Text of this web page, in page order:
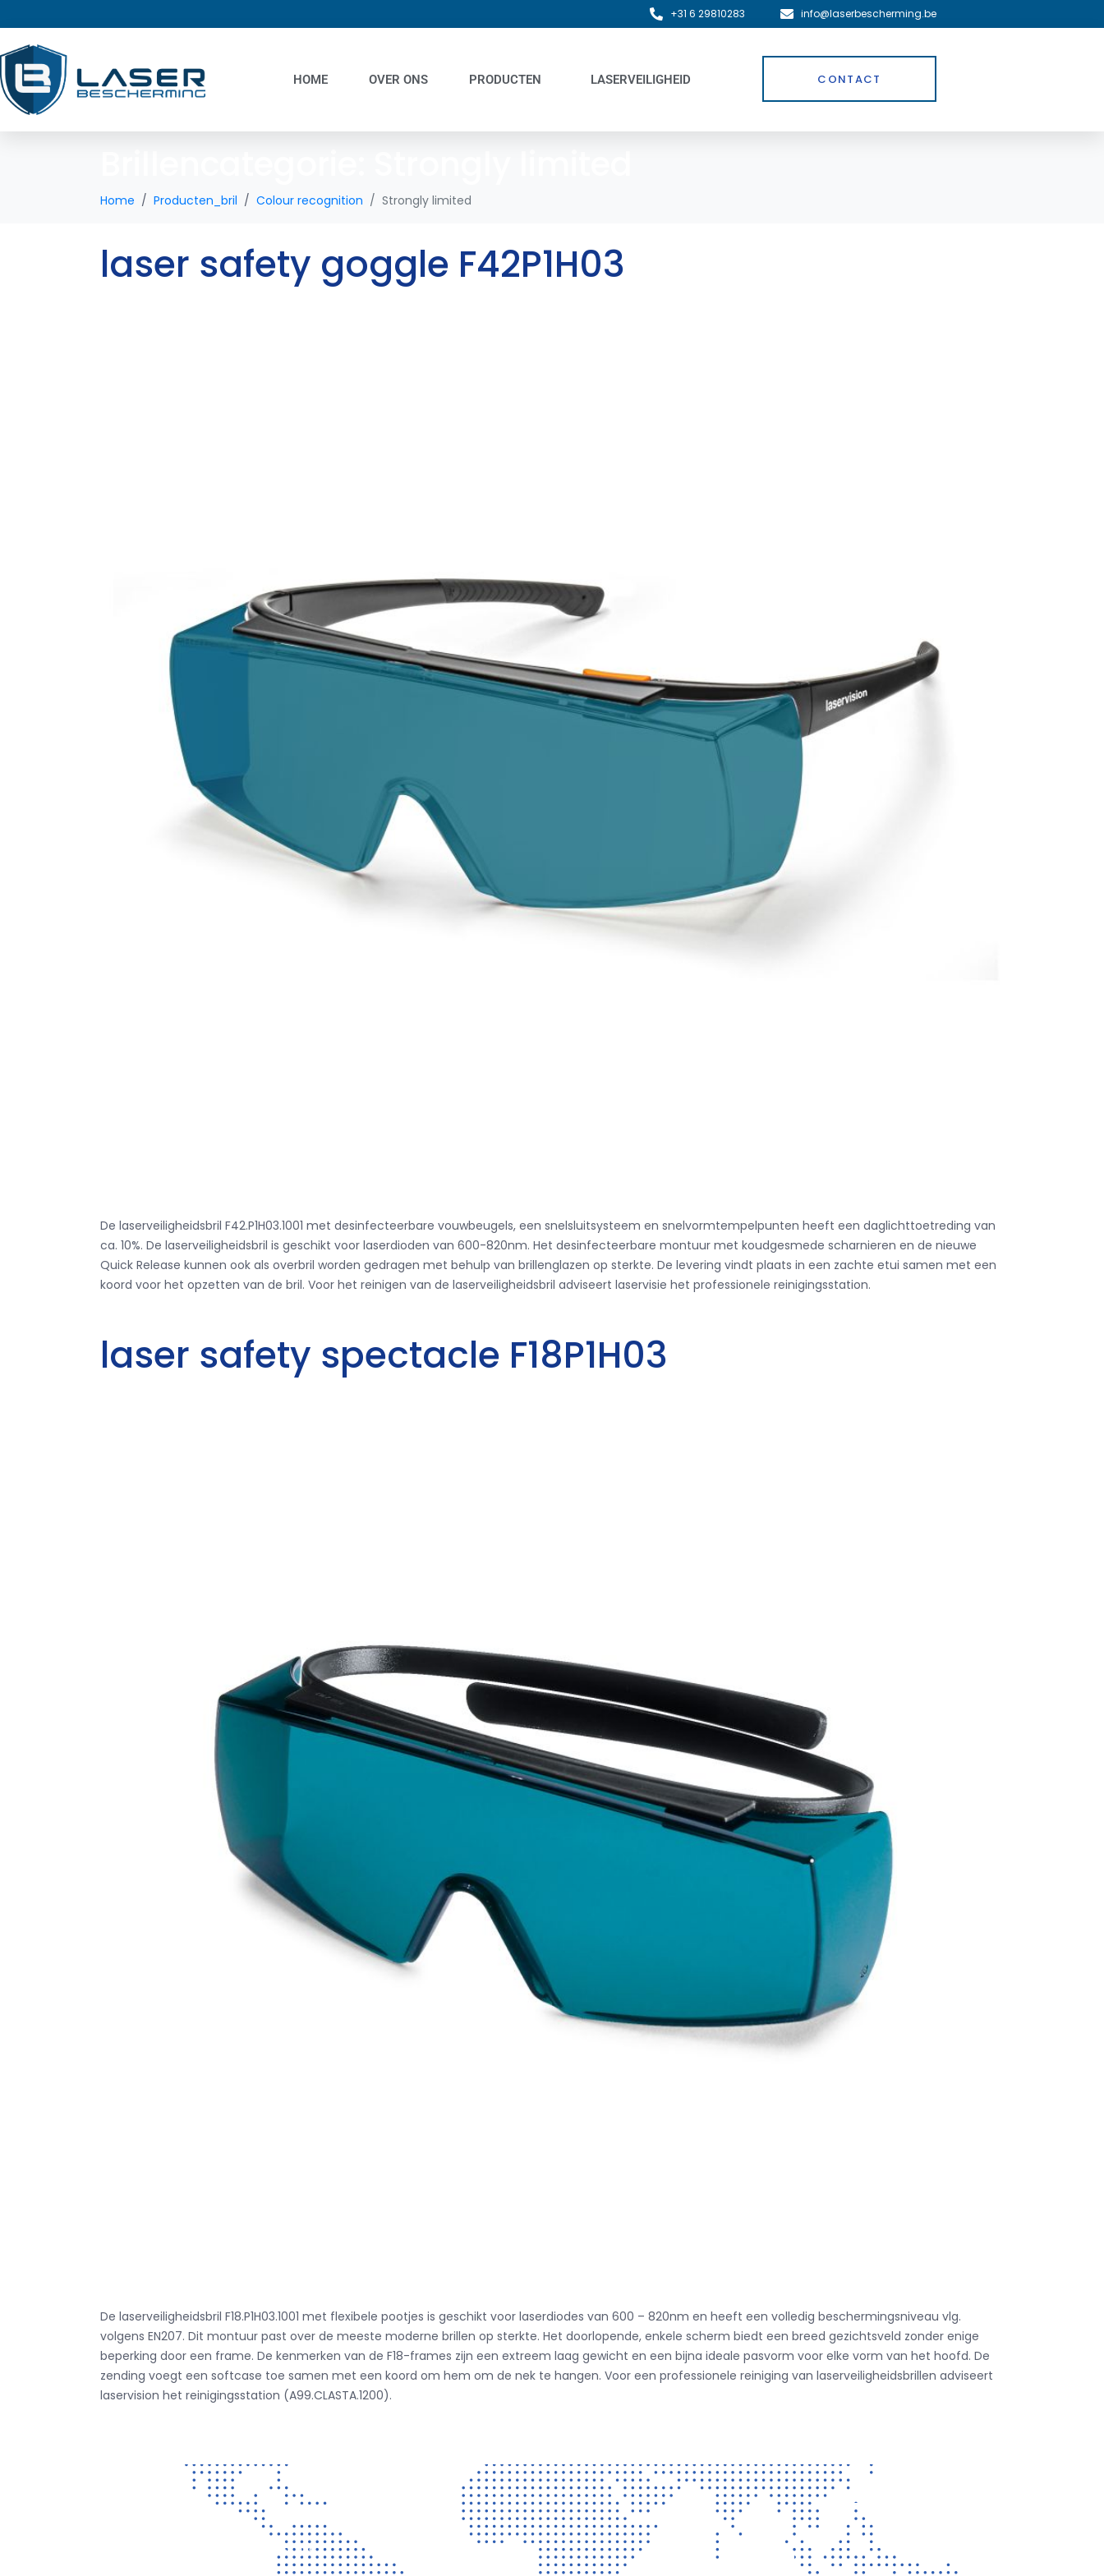
+31 6 29810283 info@laserbescherming.be
HOME OVER ONS PRODUCTEN LASERVEILIGHEID CONTACT
Home Producten_bril Colour recognition Strongly limited
laser safety goggle F42P1H03
De laserveiligheidsbril F42.P1H03.1001 met desinfecteerbare vouwbeugels, een snelsluitsysteem en snelvormtempelpunten heeft een daglichttoetreding van
ca. 10%. De laserveiligheidsbril is geschikt voor laserdioden van 600-820nm. Het desinfecteerbare montuur met koudgesmede scharnieren en de nieuwe
Quick Release kunnen ook als overbril worden gedragen met behulp van brillenglazen op sterkte. De levering vindt plaats in een zachte etui samen met een
koord voor het opzetten van de bril. Voor het reinigen van de laserveiligheidsbril adviseert laservisie het professionele reinigingsstation.
laser safety spectacle F18P1H03
De laserveiligheidsbril F18.P1H03.1001 met flexibele pootjes is geschikt voor laserdiodes van 600 – 820nm en heeft een volledig beschermingsniveau vlg.
volgens EN207. Dit montuur past over de meeste moderne brillen op sterkte. Het doorlopende, enkele scherm biedt een breed gezichtsveld zonder enige
beperking door een frame. De kenmerken van de F18-frames zijn een extreem laag gewicht en een bijna ideale pasvorm voor elke vorm van het hoofd. De
zending voegt een softcase toe samen met een koord om hem om de nek te hangen. Voor een professionele reiniging van laserveiligheidsbrillen adviseert
laservision het reinigingsstation (A99.CLASTA.1200).
Vragen? Neem gerust contact met ons op!
CONTACT